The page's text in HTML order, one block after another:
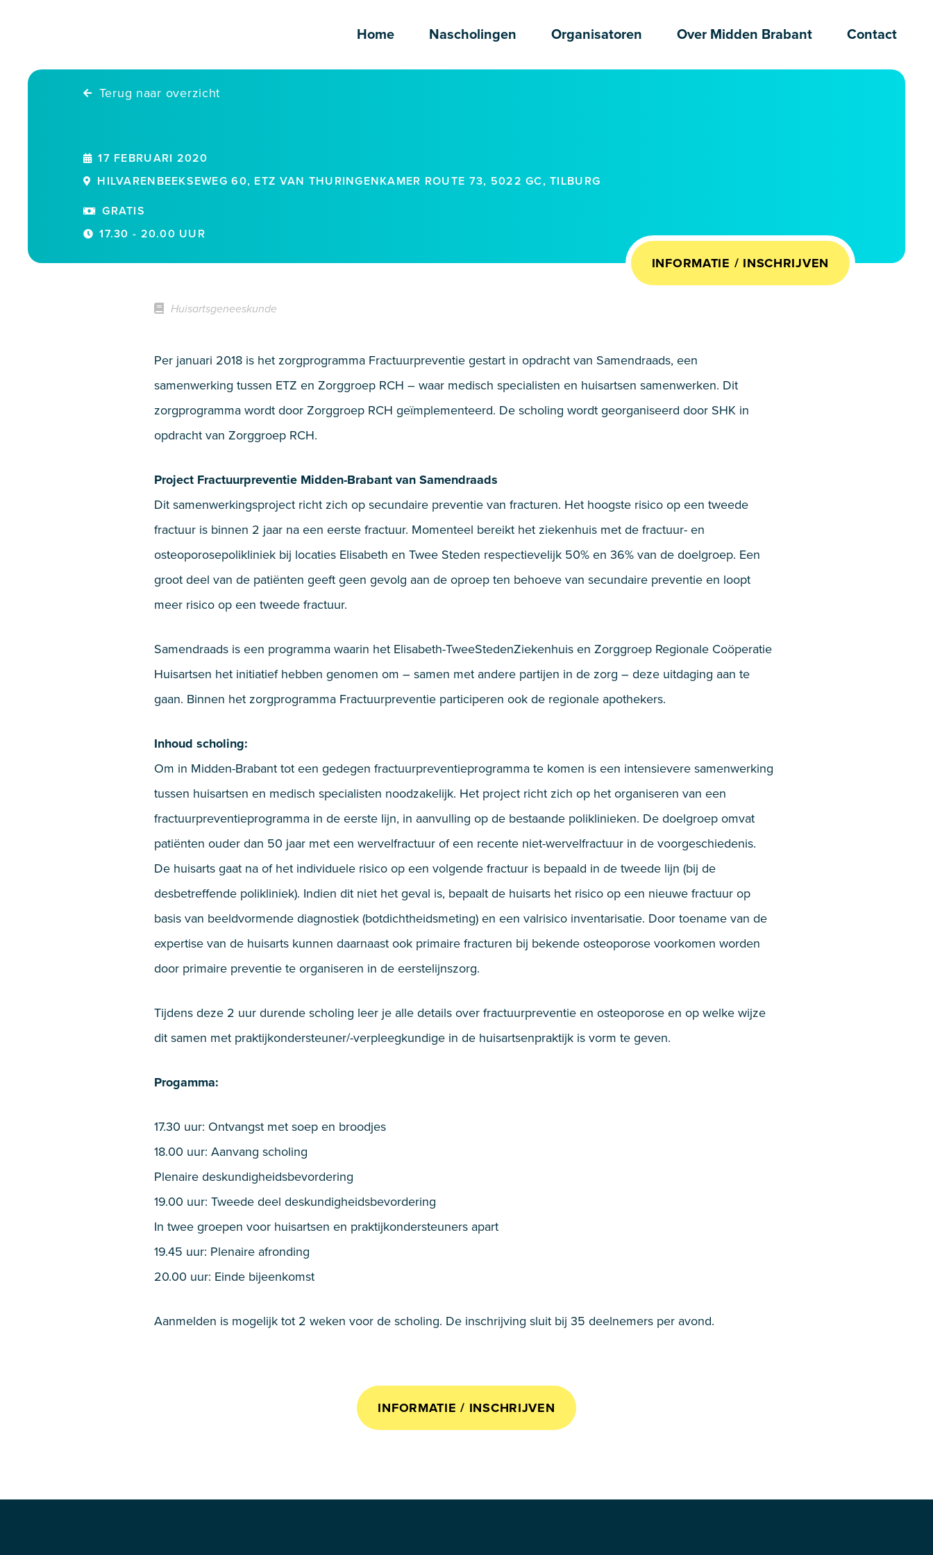
Home Nascholingen Organisatoren Over Midden Brabant Contact
Terug naar overzicht
17 FEBRUARI 2020
HILVARENBEEKSEWEG 60, ETZ VAN THURINGENKAMER ROUTE 73, 5022 GC, TILBURG
GRATIS
17.30 - 20.00 UUR
INFORMATIE / INSCHRIJVEN
Huisartsgeneeskunde
Per januari 2018 is het zorgprogramma Fractuurpreventie gestart in opdracht van Samendraads, een
samenwerking tussen ETZ en Zorggroep RCH – waar medisch specialisten en huisartsen samenwerken. Dit
zorgprogramma wordt door Zorggroep RCH geïmplementeerd. De scholing wordt georganiseerd door SHK in
opdracht van Zorggroep RCH.
Project Fractuurpreventie Midden-Brabant van Samendraads
Dit samenwerkingsproject richt zich op secundaire preventie van fracturen. Het hoogste risico op een tweede
fractuur is binnen 2 jaar na een eerste fractuur. Momenteel bereikt het ziekenhuis met de fractuur- en
osteoporosepolikliniek bij locaties Elisabeth en Twee Steden respectievelijk 50% en 36% van de doelgroep. Een
groot deel van de patiënten geeft geen gevolg aan de oproep ten behoeve van secundaire preventie en loopt
meer risico op een tweede fractuur.
Samendraads is een programma waarin het Elisabeth-TweeStedenZiekenhuis en Zorggroep Regionale Coöperatie
Huisartsen het initiatief hebben genomen om – samen met andere partijen in de zorg – deze uitdaging aan te
gaan. Binnen het zorgprogramma Fractuurpreventie participeren ook de regionale apothekers.
Inhoud scholing:
Om in Midden-Brabant tot een gedegen fractuurpreventieprogramma te komen is een intensievere samenwerking
tussen huisartsen en medisch specialisten noodzakelijk. Het project richt zich op het organiseren van een
fractuurpreventieprogramma in de eerste lijn, in aanvulling op de bestaande poliklinieken. De doelgroep omvat
patiënten ouder dan 50 jaar met een wervelfractuur of een recente niet-wervelfractuur in de voorgeschiedenis.
De huisarts gaat na of het individuele risico op een volgende fractuur is bepaald in de tweede lijn (bij de
desbetreffende polikliniek). Indien dit niet het geval is, bepaalt de huisarts het risico op een nieuwe fractuur op
basis van beeldvormende diagnostiek (botdichtheidsmeting) en een valrisico inventarisatie. Door toename van de
expertise van de huisarts kunnen daarnaast ook primaire fracturen bij bekende osteoporose voorkomen worden
door primaire preventie te organiseren in de eerstelijnszorg.
Tijdens deze 2 uur durende scholing leer je alle details over fractuurpreventie en osteoporose en op welke wijze
dit samen met praktijkondersteuner/-verpleegkundige in de huisartsenpraktijk is vorm te geven.
Progamma:
17.30 uur: Ontvangst met soep en broodjes
18.00 uur: Aanvang scholing
Plenaire deskundigheidsbevordering
19.00 uur: Tweede deel deskundigheidsbevordering
In twee groepen voor huisartsen en praktijkondersteuners apart
19.45 uur: Plenaire afronding
20.00 uur: Einde bijeenkomst
Aanmelden is mogelijk tot 2 weken voor de scholing. De inschrijving sluit bij 35 deelnemers per avond.
INFORMATIE / INSCHRIJVEN